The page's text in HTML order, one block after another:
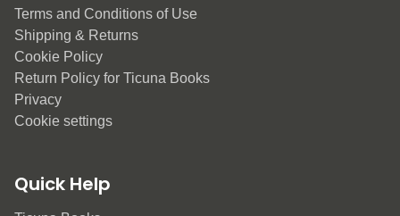
Terms and Conditions of Use
Shipping & Returns
Cookie Policy
Return Policy for Ticuna Books
Privacy
Cookie settings
Quick Help